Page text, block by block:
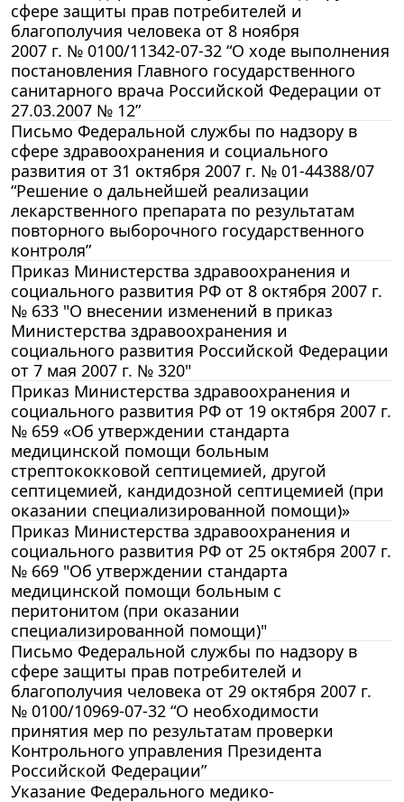
сфере защиты прав потребителей и
благополучия человека от 8 ноября
2007 г. № 0100/11342-07-32 “О ходе выполнения
постановления Главного государственного
санитарного врача Российской Федерации от
27.03.2007 № 12”
Письмо Федеральной службы по надзору в
сфере здравоохранения и социального
развития от 31 октября 2007 г. № 01-44388/07
“Решение о дальнейшей реализации
лекарственного препарата по результатам
повторного выборочного государственного
контроля”
Приказ Министерства здравоохранения и
социального развития РФ от 8 октября 2007 г.
№ 633 "О внесении изменений в приказ
Министерства здравоохранения и
социального развития Российской Федерации
от 7 мая 2007 г. № 320"
Приказ Министерства здравоохранения и
социального развития РФ от 19 октября 2007 г.
№ 659 «Об утверждении стандарта
медицинской помощи больным
стрептококковой септицемией, другой
септицемией, кандидозной септицемией (при
оказании специализированной помощи)»
Приказ Министерства здравоохранения и
социального развития РФ от 25 октября 2007 г.
№ 669 "Об утверждении стандарта
медицинской помощи больным с
перитонитом (при оказании
специализированной помощи)"
Письмо Федеральной службы по надзору в
сфере защиты прав потребителей и
благополучия человека от 29 октября 2007 г.
№ 0100/10969-07-32 “О необходимости
принятия мер по результатам проверки
Контрольного управления Президента
Российской Федерации”
Указание Федерального медико-